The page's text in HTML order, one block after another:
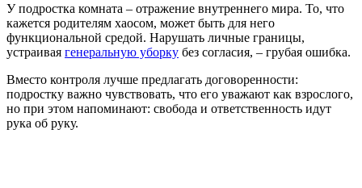
У подростка комната – отражение внутреннего мира. То, что
кажется родителям хаосом, может быть для него
функциональной средой. Нарушать личные границы,
устраивая генеральную уборку без согласия, – грубая ошибка.
Вместо контроля лучше предлагать договоренности:
подростку важно чувствовать, что его уважают как взрослого,
но при этом напоминают: свобода и ответственность идут
рука об руку.